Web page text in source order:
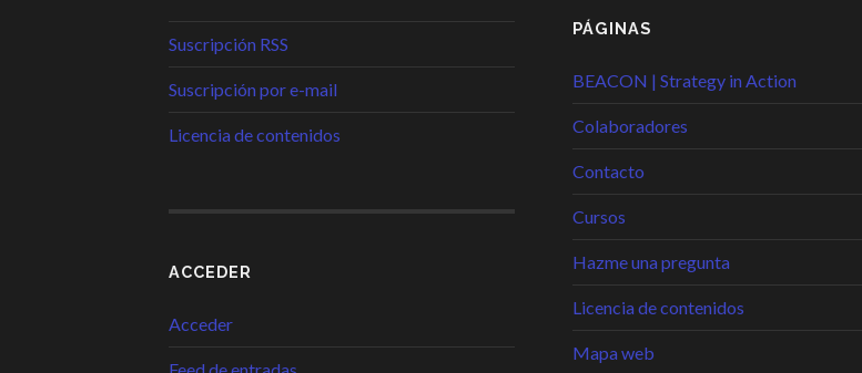
Suscripción RSS
Suscripción por e-mail
Licencia de contenidos
ACCEDER
Acceder
PÁGINAS
BEACON | Strategy in Action
Colaboradores
Contacto
Cursos
Hazme una pregunta
Licencia de contenidos
Mapa web